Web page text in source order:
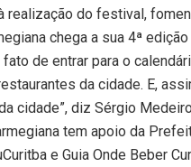
realização do festival,
chega a sua 4ª
fato de entrar para o
da cidade. E,
cidade”, diz Sérgio
tem apoio da
e Guia Onde Beber